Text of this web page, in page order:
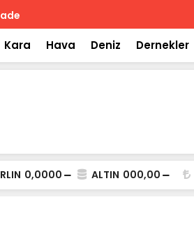
Kara Hava Deniz Dernekler
0,0000 ALTIN 000,00